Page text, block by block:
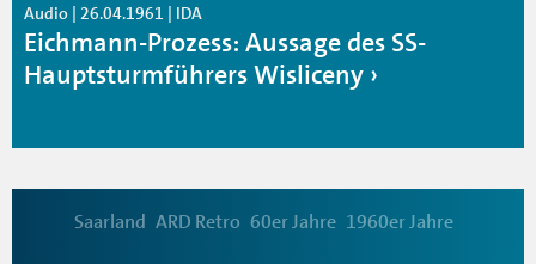
Audio | 26.04.1961 | IDA
Eichmann-Prozess: Aussage des SS-
Hauptsturmführers Wisliceny
Saarland ARD Retro 60er Jahre 1960er Jahre